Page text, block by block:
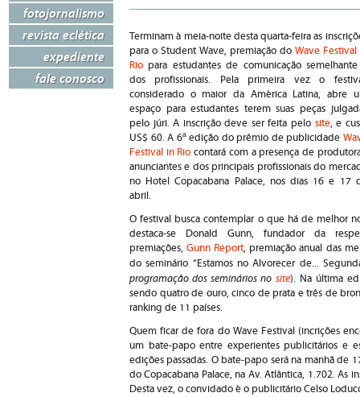
fotojornalismo
revista eclética
expediente
fale conosco
Terminam à meia-noite desta quarta-feira as
para o Student Wave, premiação do Wave Festival
Rio para estudantes de comunicação
dos profissionais. Pela primeira vez o
considerado o maior da América Latina, abre
espaço para estudantes terem suas peças
pelo júri. A inscrição deve ser feita pelo site, e
US$ 60. A 6ª edição do prêmio de publicidade
Festival in Rio contará com a presença de
anunciantes e dos principais profissionais do
no Hotel Copacabana Palace, nos dias 16 e 17
abril.
O festival busca contemplar o que há de melhor
destaca-se Donald Gunn, fundador da
premiações,Gunn Report, premiação anual das
do seminário “Estamos no Alvorecer de...
programação dos seminários no site). Na última
sendo quatro de ouro, cinco de prata e três de
ranking de 11 países.
Quem ficar de fora do Wave Festival (incrições
um bate-papo entre experientes publicitários e
edições passadas. O bate-papo será na manhã de
do Copacabana Palace, na Av. Atlântica, 1.702. As
Desta vez, o convidado é o publicitário Celso